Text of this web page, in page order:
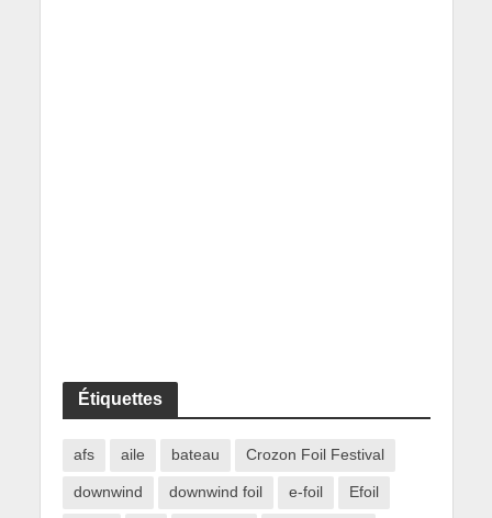
Étiquettes
afs aile bateau Crozon Foil Festival
downwind downwind foil e-foil Efoil